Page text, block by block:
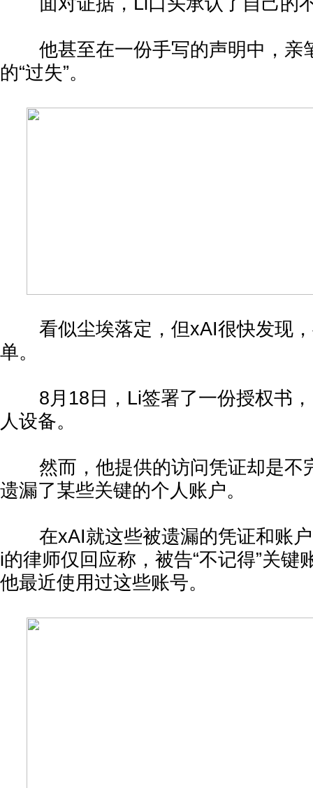
他甚至在一份手写的声明中，亲
的“过失”。
看似尘埃落定，但xAI很快发现，
单。
8月18日，Li签署了一份授权书，
人设备。
然而，他提供的访问凭证却是不
遗漏了某些关键的个人账户。
在xAI就这些被遗漏的凭证和账户
i的律师仅回应称，被告“不记得”关
他最近使用过这些账号。